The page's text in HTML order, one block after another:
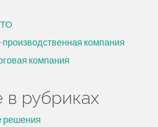
производственная компания
компания
в рубриках
решения